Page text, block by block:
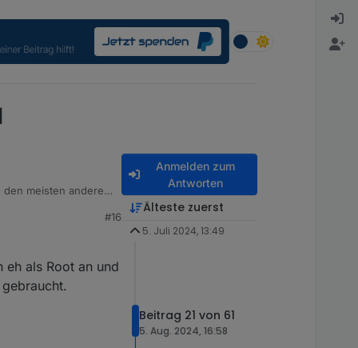
meisten anderen
#16
als Root an und
Anmelden zum
Antworten
Älteste zuerst
5. Juli 2024, 13:49
Beitrag 21 von 61
5. Aug. 2024, 16:58